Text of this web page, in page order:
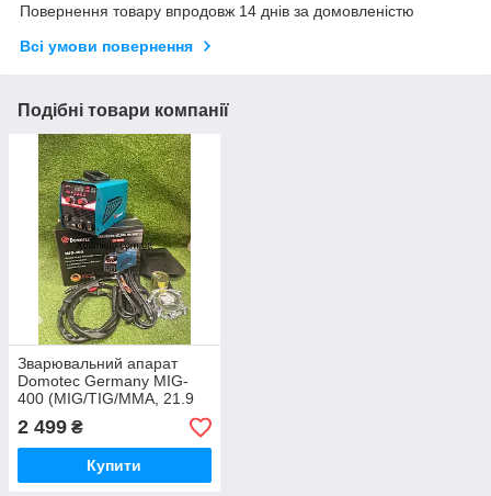
Повернення товару впродовж 14 днів за домовленістю
Всі умови повернення
Подібні товари компанії
Зварювальний апарат
Domotec Germany MIG-
400 (MIG/TIG/MMA, 21.9
кВА) Domotec MIG-400 від
IMDI
2 499 ₴
Купити